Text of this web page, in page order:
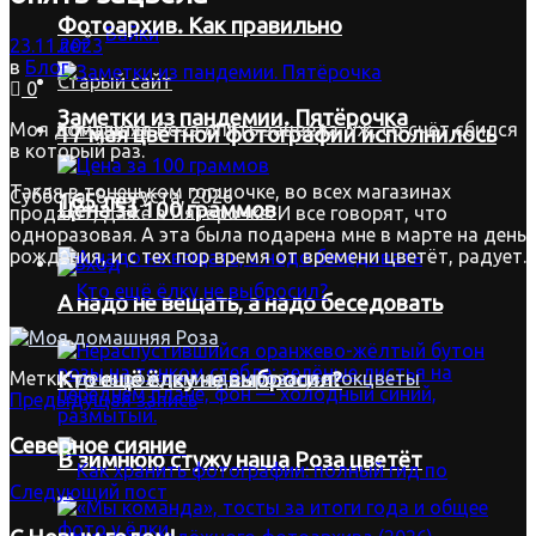
Байки
Старый сайт
Контакты
Суббота, 8 августа, 2026
Вход
Фотоархив. Как правильно
Заметки из пандемии. Пятёрочка
Цена за 100 граммов
А надо не вещать, а надо беседовать
В зимнюю стужу наша Роза цветёт
17 мая цветной фотографии исполнилось
165 лет
Кто ещё ёлку не выбросил?
23.11.2023
в Блог
0
Моя домашняя Роза опять зацвела. Уж, со счёт сбился
в который раз.
Такая в тоненьком горшочке, во всех магазинах
продают, даже в Пятёрочке. И все говорят, что
одноразовая. А эта была подарена мне в марте на день
рождения, и с тех пор время от времени цветёт, радует.
Метки: день рождениядомрозацветокцветы
Предыдущая запись
Северное сияние
Следующий пост